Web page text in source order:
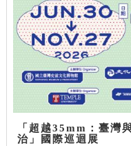
「超越35mm：臺灣
治」國際巡迴展